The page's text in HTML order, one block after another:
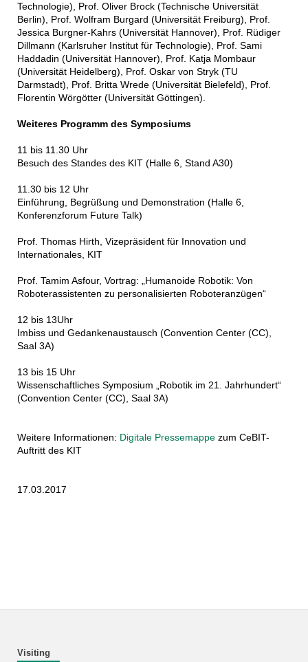
Technologie), Prof. Oliver Brock (Technische Universität
Berlin), Prof. Wolfram Burgard (Universität Freiburg), Prof.
Jessica Burgner-Kahrs (Universität Hannover), Prof. Rüdiger
Dillmann (Karlsruher Institut für Technologie), Prof. Sami
Haddadin (Universität Hannover), Prof. Katja Mombaur
(Universität Heidelberg), Prof. Oskar von Stryk (TU
Darmstadt), Prof. Britta Wrede (Universität Bielefeld), Prof.
Florentin Wörgötter (Universität Göttingen).
Weiteres Programm des Symposiums
11 bis 11.30 Uhr
Besuch des Standes des KIT (Halle 6, Stand A30)
11.30 bis 12 Uhr
Einführung, Begrüßung und Demonstration (Halle 6,
Konferenzforum Future Talk)
Prof. Thomas Hirth, Vizepräsident für Innovation und
Internationales, KIT
Prof. Tamim Asfour, Vortrag: „Humanoide Robotik: Von
Roboterassistenten zu personalisierten Roboteranzügen“
12 bis 13Uhr
Imbiss und Gedankenaustausch (Convention Center (CC),
Saal 3A)
13 bis 15 Uhr
Wissenschaftliches Symposium „Robotik im 21. Jahrhundert“
(Convention Center (CC), Saal 3A)
Weitere Informationen: Digitale Pressemappezum CeBIT-
Auftritt des KIT
17.03.2017
Visiting